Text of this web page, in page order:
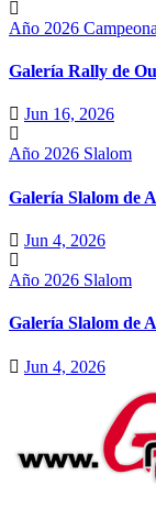
Año 2026
Galería Rally de
Jun 16, 2026
Año 2026 Slalom
Galería Slalom de
Jun 4, 2026
Año 2026 Slalom
Galería Slalom de
Jun 4, 2026